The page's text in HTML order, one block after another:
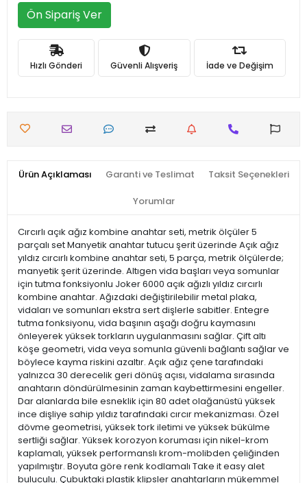
Ön Sipariş Ver
Hızlı Gönderi Güvenli Alışveriş İade ve Değişim
Ürün Açıklaması Garanti ve Teslimat Taksit Seçenekleri
Yorumlar
Cırcırlı açık ağız kombine anahtar seti, metrik ölçüler 5
parçalı set Manyetik anahtar tutucu şerit üzerinde Açık ağız
yıldız cırcırlı kombine anahtar seti, 5 parça, metrik ölçülerde;
manyetik şerit üzerinde. Altıgen vida başları veya somunlar
için tutma fonksiyonlu Joker 6000 açık ağızlı yıldız cırcırlı
kombine anahtar. Ağızdaki değiştirilebilir metal plaka,
vidaları ve somunları ekstra sert dişlerle sabitler. Entegre
tutma fonksiyonu, vida başının aşağı doğru kaymasını
önleyerek yüksek torkların uygulanmasını sağlar. Çift altı
köşe geometri, vida veya somunla güvenli bağlantı sağlar ve
böylece kayma riskini azaltır. Açık ağız çene tarafındaki
yalnızca 30 derecelik geri dönüş açısı, vidalama sırasında
anahtarın döndürülmesinin zaman kaybettirmesini engeller.
Dar alanlarda bile esneklik için 80 adet olağanüstü yüksek
ince dişliye sahip yıldız tarafındaki cırcır mekanizması. Özel
dövme geometrisi, yüksek tork iletimi ve yüksek bükülme
sertliği sağlar. Yüksek korozyon koruması için nikel-krom
kaplamalı, yüksek performanslı krom-molibden çeliğinden
yapılmıştır. Boyuta göre renk kodlamalı Take it easy alet
buluculu. Çubuktaki plastik klipsler anahtarların mükemmel